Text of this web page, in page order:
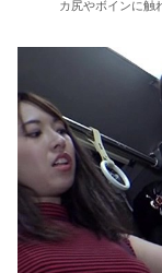
カ尻やボインに触